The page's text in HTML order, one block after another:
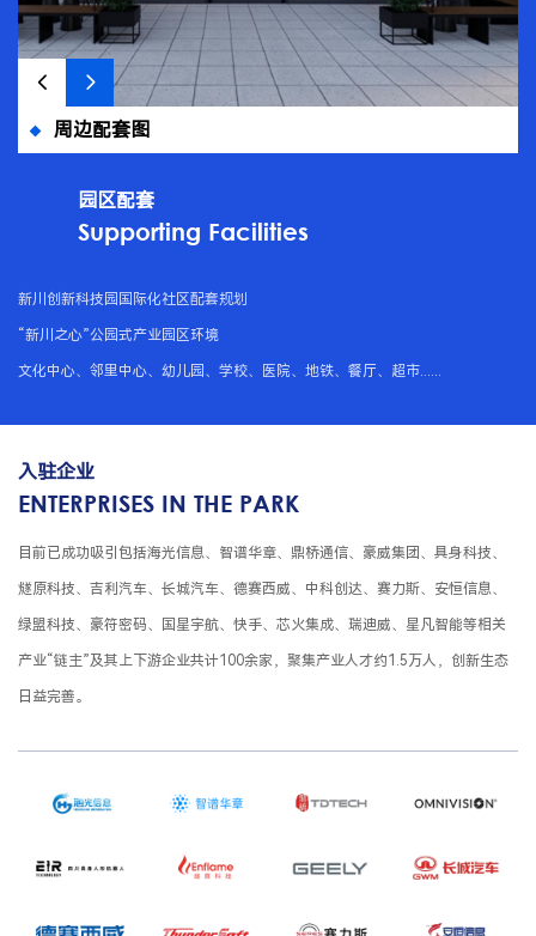
周边配套图
园区配套
Supporting Facilities
新川创新科技园国际化社区配套规划
“新川之心”公园式产业园区环境
文化中心、邻里中心、幼儿园、学校、医院、地铁、餐厅、超市......
入驻企业
ENTERPRISES IN THE PARK
目前已成功吸引包括海光信息、智谱华章、鼎桥通信、豪威集团、具身科技、
燧原科技、吉利汽车、长城汽车、德赛西威、中科创达、赛力斯、安恒信息、
绿盟科技、豪符密码、国星宇航、快手、芯火集成、瑞迪威、星凡智能等相关
产业“链主”及其上下游企业共计100余家，聚集产业人才约1.5万人，创新生态
日益完善。